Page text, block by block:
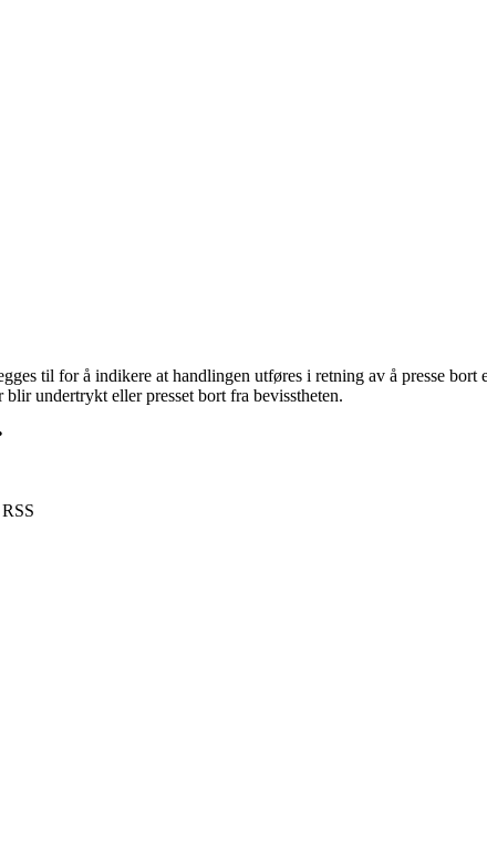
til for å indikere at handlingen utføres i retning av å presse bort
undertrykt eller presset bort fra bevisstheten.
RSS